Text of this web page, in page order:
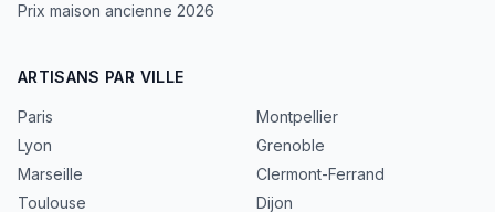
Prix maison ancienne 2026
ARTISANS PAR VILLE
Paris
Lyon
Marseille
Toulouse
Montpellier
Grenoble
Clermont-Ferrand
Dijon